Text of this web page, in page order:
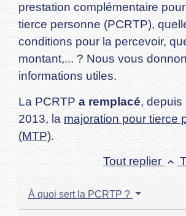
prestation complémentaire
tierce personne (PCRTP),
conditions pour la percevoir,
montant,... ? Nous vous
informations utiles.
La PCRTP a remplacé, depuis
2013, la majoration pour tierce
(MTP).
Tout replier keyboard_arrow_up
À quoi sert la PCRTP ?